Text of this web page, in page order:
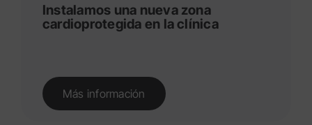
Instalamos una nueva zona
cardioprotegida en la clínica
Más información